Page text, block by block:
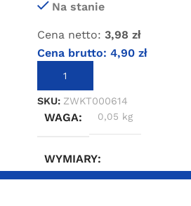
Na stanie
Cena netto: 3,98 zł
Cena brutto: 4,90 zł
DODAJ DO KOSZYKA
SKU: ZWKT000614
WAGA 0,05 kg
WYMIARY